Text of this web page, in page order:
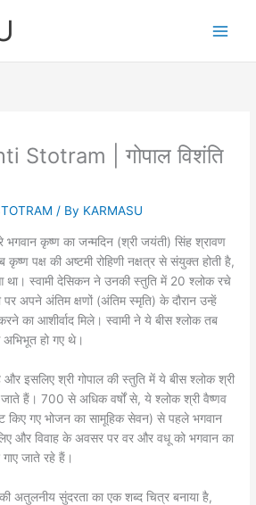
Stotram | गोपाल विशंति
/ By KARMASU
भगवान कृष्ण का जन्मदिन (श्री जयंती) सिंह श्रावण
पक्ष की अष्टमी रोहिणी नक्षत्र से संयुक्त होती है,
था। स्वामी देसिकन ने उनकी स्तुति में 20 श्लोक रचे
पर अपने अंतिम क्षणों (अंतिम स्मृति) के दौरान उन्हें
का आशीर्वाद मिले। स्वामी ने ये बीस श्लोक तब
अभिभूत हो गए थे।
इसलिए श्री गोपाल की स्तुति में ये बीस श्लोक श्री
जाते हैं। 700 से अधिक वर्षों से, ये श्लोक श्री वैष्णव
किए गए भोजन का सामूहिक सेवन) से पहले भगवान
और विवाह के अवसर पर वर और वधू को भगवान का
जाते रहे हैं।
अतुलनीय सुंदरता का एक शब्द चित्र बनाया है,